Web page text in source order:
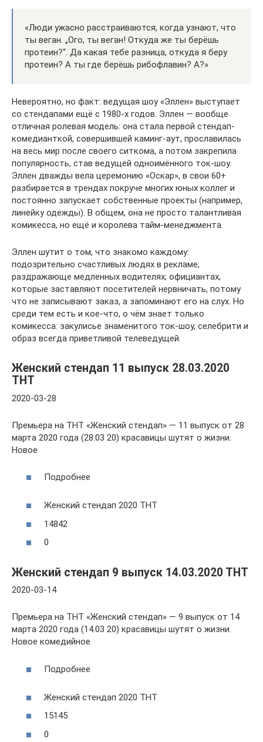
«Люди ужасно расстраиваются, когда узнают, что
ты веган. „Ого, ты веган! Откуда же ты берёшь
протеин?“. Да какая тебе разница, откуда я беру
протеин? А ты где берёшь рибофлавин? А?»
Невероятно, но факт: ведущая шоу «Эллен» выступает
со стендапами ещё с 1980-х годов. Эллен — вообще
отличная ролевая модель: она стала первой стендап-
комедианткой, совершившей каминг-аут, прославилась
на весь мир после своего ситкома, а потом закрепила
популярность, став ведущей одноимённого ток-шоу.
Эллен дважды вела церемонию «Оскар», в свои 60+
разбирается в трендах покруче многих юных коллег и
постоянно запускает собственные проекты (например,
линейку одежды). В общем, она не просто талантливая
комикесса, но ещё и королева тайм-менеджмента.
Эллен шутит о том, что знакомо каждому:
подозрительно счастливых людях в рекламе;
раздражающе медленных водителях; официантах,
которые заставляют посетителей нервничать, потому
что не записывают заказ, а запоминают его на слух. Но
среди тем есть и кое-что, о чём знает только
комикесса: закулисье знаменитого ток-шоу, селебрити и
образ всегда приветливой телеведущей.
Женский стендап 11 выпуск 28.03.2020
ТНТ
2020-03-28
Премьера на ТНТ «Женский стендап» — 11 выпуск от 28
марта 2020 года (28.03 20) красавицы шутят о жизни.
Новое
Подробнее
Женский стендап 2020 ТНТ
14842
0
Женский стендап 9 выпуск 14.03.2020 ТНТ
2020-03-14
Премьера на ТНТ «Женский стендап» — 9 выпуск от 14
марта 2020 года (14.03 20) красавицы шутят о жизни.
Новое комедийное
Подробнее
Женский стендап 2020 ТНТ
15145
0